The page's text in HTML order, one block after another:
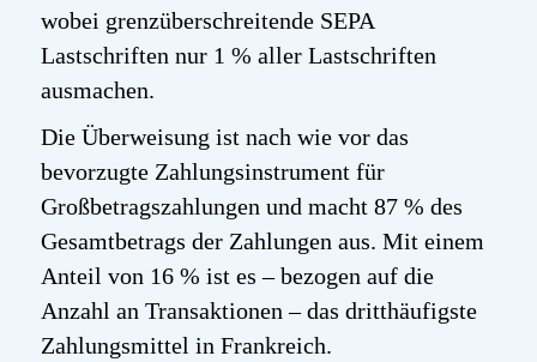
wobei grenzüberschreitende SEPA
Lastschriften nur 1 % aller Lastschriften
ausmachen.
Die Überweisung ist nach wie vor das
bevorzugte Zahlungsinstrument für
Großbetragszahlungen und macht 87 % des
Gesamtbetrags der Zahlungen aus. Mit einem
Anteil von 16 % ist es – bezogen auf die
Anzahl an Transaktionen – das dritthäufigste
Zahlungsmittel in Frankreich.